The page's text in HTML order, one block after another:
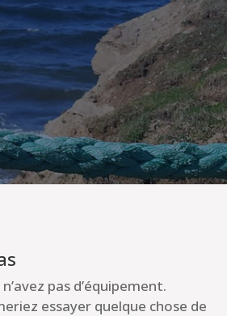
pas d’équipement.
essayer quelque chose de